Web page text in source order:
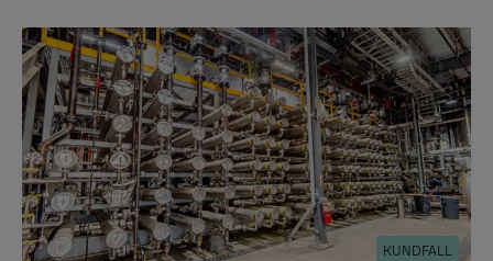
KUNDFALL